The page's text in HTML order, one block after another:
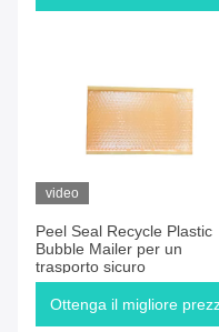
video
Peel Seal Recycle Plastic
Bubble Mailer per un
trasporto sicuro
Ottenga il migliore